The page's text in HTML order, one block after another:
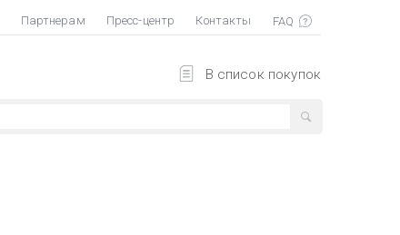
Партнерам Пресс-центр Контакты
В список покупок